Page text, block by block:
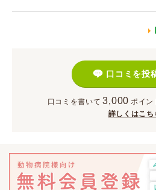
口コミを投
口コミを書いて 3,000 ポイン
詳しくはこち